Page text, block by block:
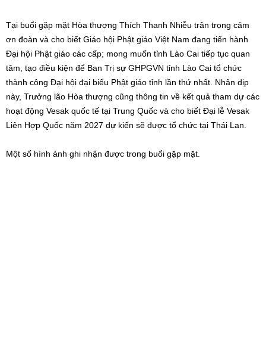
Tại buổi gặp mặt Hòa thượng Thích Thanh Nhiễu trân trọng cảm
ơn đoàn và cho biết Giáo hội Phật giáo Việt Nam đang tiến hành
Đại hội Phật giáo các cấp; mong muốn tỉnh Lào Cai tiếp tục quan
tâm, tạo điều kiện để Ban Trị sự GHPGVN tỉnh Lào Cai tổ chức
thành công Đại hội đại biểu Phật giáo tỉnh lần thứ nhất. Nhân dịp
này, Trưởng lão Hòa thượng cũng thông tin về kết quả tham dự các
hoạt động Vesak quốc tế tại Trung Quốc và cho biết Đại lễ Vesak
Liên Hợp Quốc năm 2027 dự kiến sẽ được tổ chức tại Thái Lan.
Một số hình ảnh ghi nhận được trong buổi gặp mặt.